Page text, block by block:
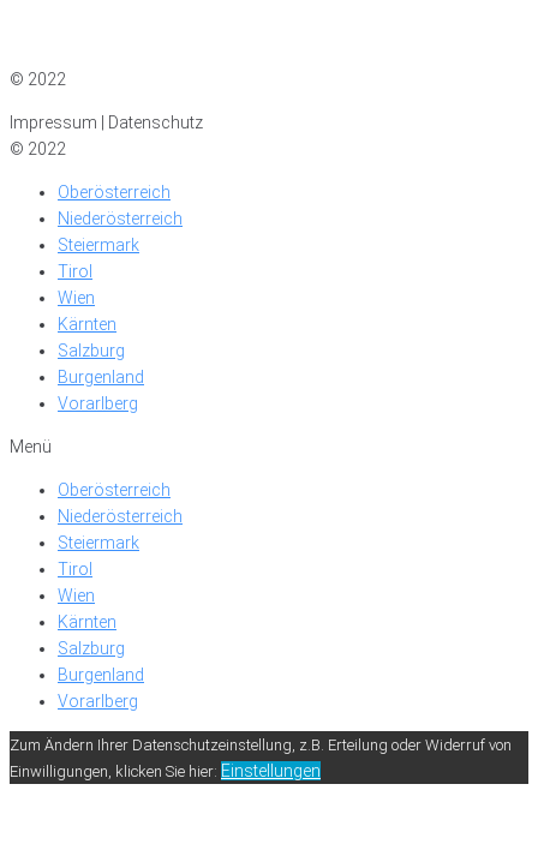
© 2022
Impressum | Datenschutz
© 2022
Oberösterreich
Niederösterreich
Steiermark
Tirol
Wien
Kärnten
Salzburg
Burgenland
Vorarlberg
Menü
Oberösterreich
Niederösterreich
Steiermark
Tirol
Wien
Kärnten
Salzburg
Burgenland
Vorarlberg
Zum Ändern Ihrer Datenschutzeinstellung, z.B. Erteilung oder Widerruf von
Einwilligungen, klicken Sie hier: Einstellungen